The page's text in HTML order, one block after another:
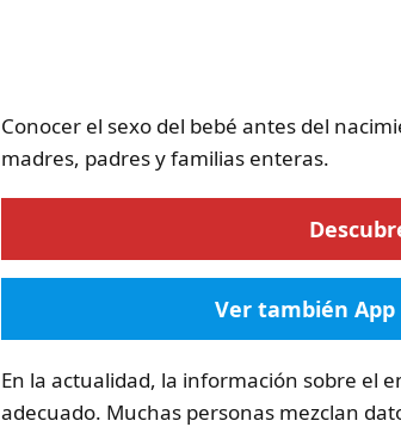
Conocer el sexo del bebé antes del
madres, padres y familias enteras.
Ver también App
En la actualidad, la información sobre el
adecuado. Muchas personas mezclan